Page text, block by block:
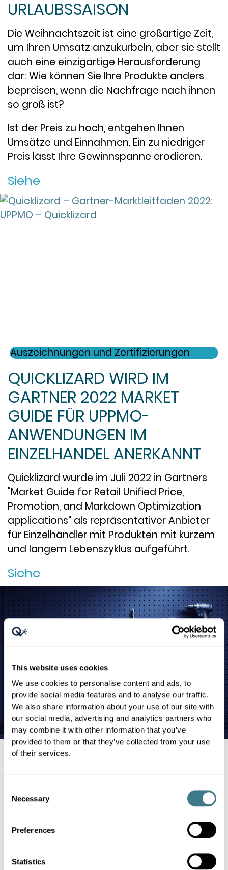
This website uses cookies
We use cookies to personalise content and ads, to
provide social media features and to analyse our traffic.
We also share information about your use of our site with
our social media, advertising and analytics partners who
may combine it with other information that you’ve
provided to them or that they’ve collected from your use
of their services.
Selection
Necessary
Preferences
Statistics
URLAUBSSAISON
Die Weihnachtszeit ist eine großartige Zeit,
um Ihren Umsatz anzukurbeln, aber sie stellt
auch eine einzigartige Herausforderung
dar: Wie können Sie Ihre Produkte anders
bepreisen, wenn die Nachfrage nach ihnen
so groß ist?
Ist der Preis zu hoch, entgehen Ihnen
Umsätze und Einnahmen. Ein zu niedriger
Preis lässt Ihre Gewinnspanne erodieren.
Siehe
Auszeichnungen und Zertifizierungen
QUICKLIZARD WIRD IM
GARTNER 2022 MARKET
GUIDE FÜR UPPMO-
ANWENDUNGEN IM
EINZELHANDEL ANERKANNT
Quicklizard wurde im Juli 2022 in Gartners
"Market Guide for Retail Unified Price,
Promotion, and Markdown Optimization
applications" als repräsentativer Anbieter
für Einzelhändler mit Produkten mit kurzem
und langem Lebenszyklus aufgeführt.
Siehe